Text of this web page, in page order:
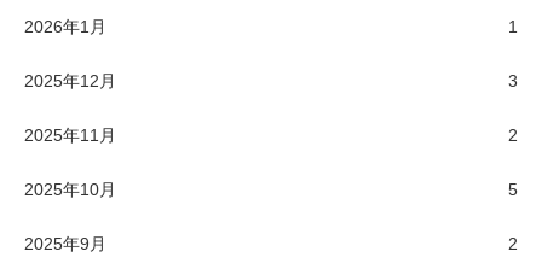
2026年1月 1
2025年12月 3
2025年11月 2
2025年10月 5
2025年9月 2